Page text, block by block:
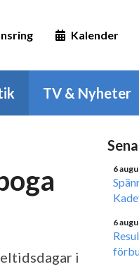
Kalender
TV & Nyheter
i
6
6